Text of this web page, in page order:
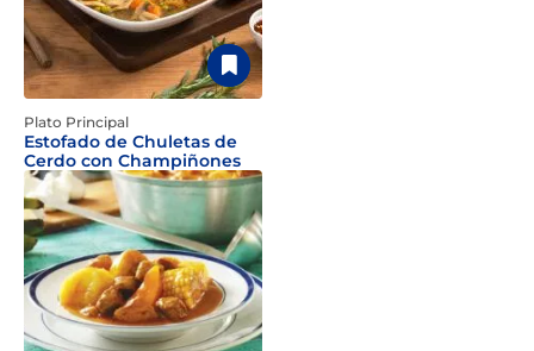
Plato Principal
Estofado de Chuletas de
Cerdo con Champiñones